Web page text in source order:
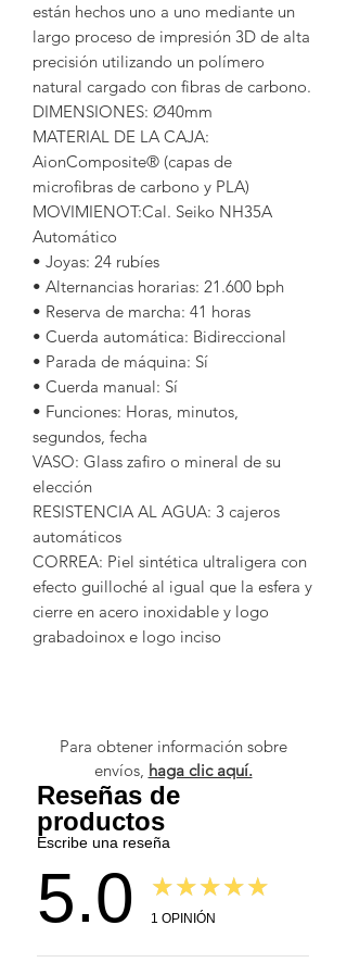
están hechos uno a uno mediante un
largo proceso de impresión 3D de alta
precisión utilizando un polímero
natural cargado con fibras de carbono.
DIMENSIONES: Ø40mm
MATERIAL DE LA CAJA:
AionComposite® (capas de
microfibras de carbono y PLA)
MOVIMIENOT:Cal. Seiko NH35A
Automático
• Joyas: 24 rubíes
• Alternancias horarias: 21.600 bph
• Reserva de marcha: 41 horas
• Cuerda automática: Bidireccional
• Parada de máquina: Sí
• Cuerda manual: Sí
• Funciones: Horas, minutos,
segundos, fecha
VASO: Glass zafiro o mineral de su
elección
RESISTENCIA AL AGUA: 3 cajeros
automáticos
CORREA: Piel sintética ultraligera con
efecto guilloché al igual que la esfera y
cierre en acero inoxidable y logo
grabadoinox e logo inciso
Para obtener información sobre
envíos, haga clic aquí.
Reseñas de
productos
Escribe una reseña
5.0 ★★★★★
1 OPINIÓN